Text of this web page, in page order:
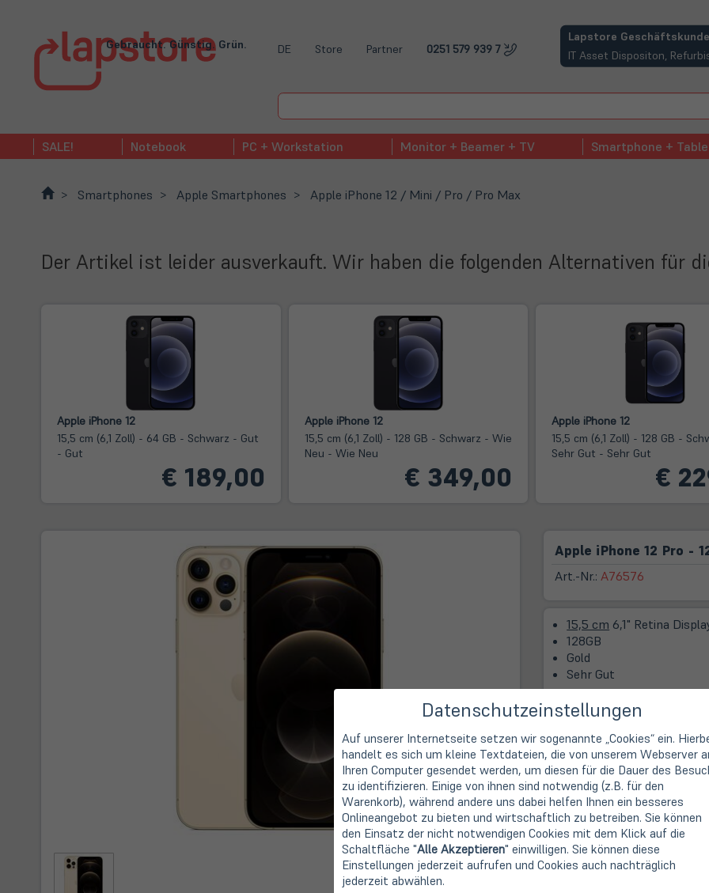
Gebraucht. Günstig. Grün. DE Store Partner 0251 579 939 7
Lapstore
IT Asset Dispositon,
(öffnet in neuem Tab)
SALE! Notebook PC + Workstation Monitor + Beamer + TV Smartphone +
Smartphones Apple Smartphones Apple iPhone 12 / Mini / Pro / Pro Max
Der Artikel ist leider ausverkauft. Wir haben die folgenden Alternativen für
Apple iPhone 12
15,5 cm (6,1 Zoll) - 64 GB - Schwarz - Gut
- Gut
€ 189,00
Apple iPhone 12
15,5 cm (6,1 Zoll) - 128 GB - Schwarz - Wie
Neu - Wie Neu
€ 349,00
Apple iPhone 12
15,5 cm (6,1 Zoll) - 128 GB -
Sehr Gut - Sehr Gut
€
Apple iPhone 12 Pro -
Art.-Nr.: A76576
15,5 cm 6,1" Retina
128GB
Gold
Sehr Gut
Erstklassige
14 Tage
15 Monate Lapstore-
Second Life IT: Ein
Schnelle,
Datenschutzeinstellungen
Auf unserer Internetseite setzen wir sogenannte „Cookies“ ein.
handelt es sich um kleine Textdateien, die von unserem Webserver
Ihren Computer gesendet werden, um diesen für die Dauer des
zu identifizieren. Einige von ihnen sind notwendig (z.B. für den
Warenkorb), während andere uns dabei helfen Ihnen ein besseres
Onlineangebot zu bieten und wirtschaftlich zu betreiben. Sie können
den Einsatz der nicht notwendigen Cookies mit dem Klick auf die
Schaltfläche "Alle Akzeptieren" einwilligen. Sie können diese
Einstellungen jederzeit aufrufen und Cookies auch nachträglich
jederzeit abwählen.